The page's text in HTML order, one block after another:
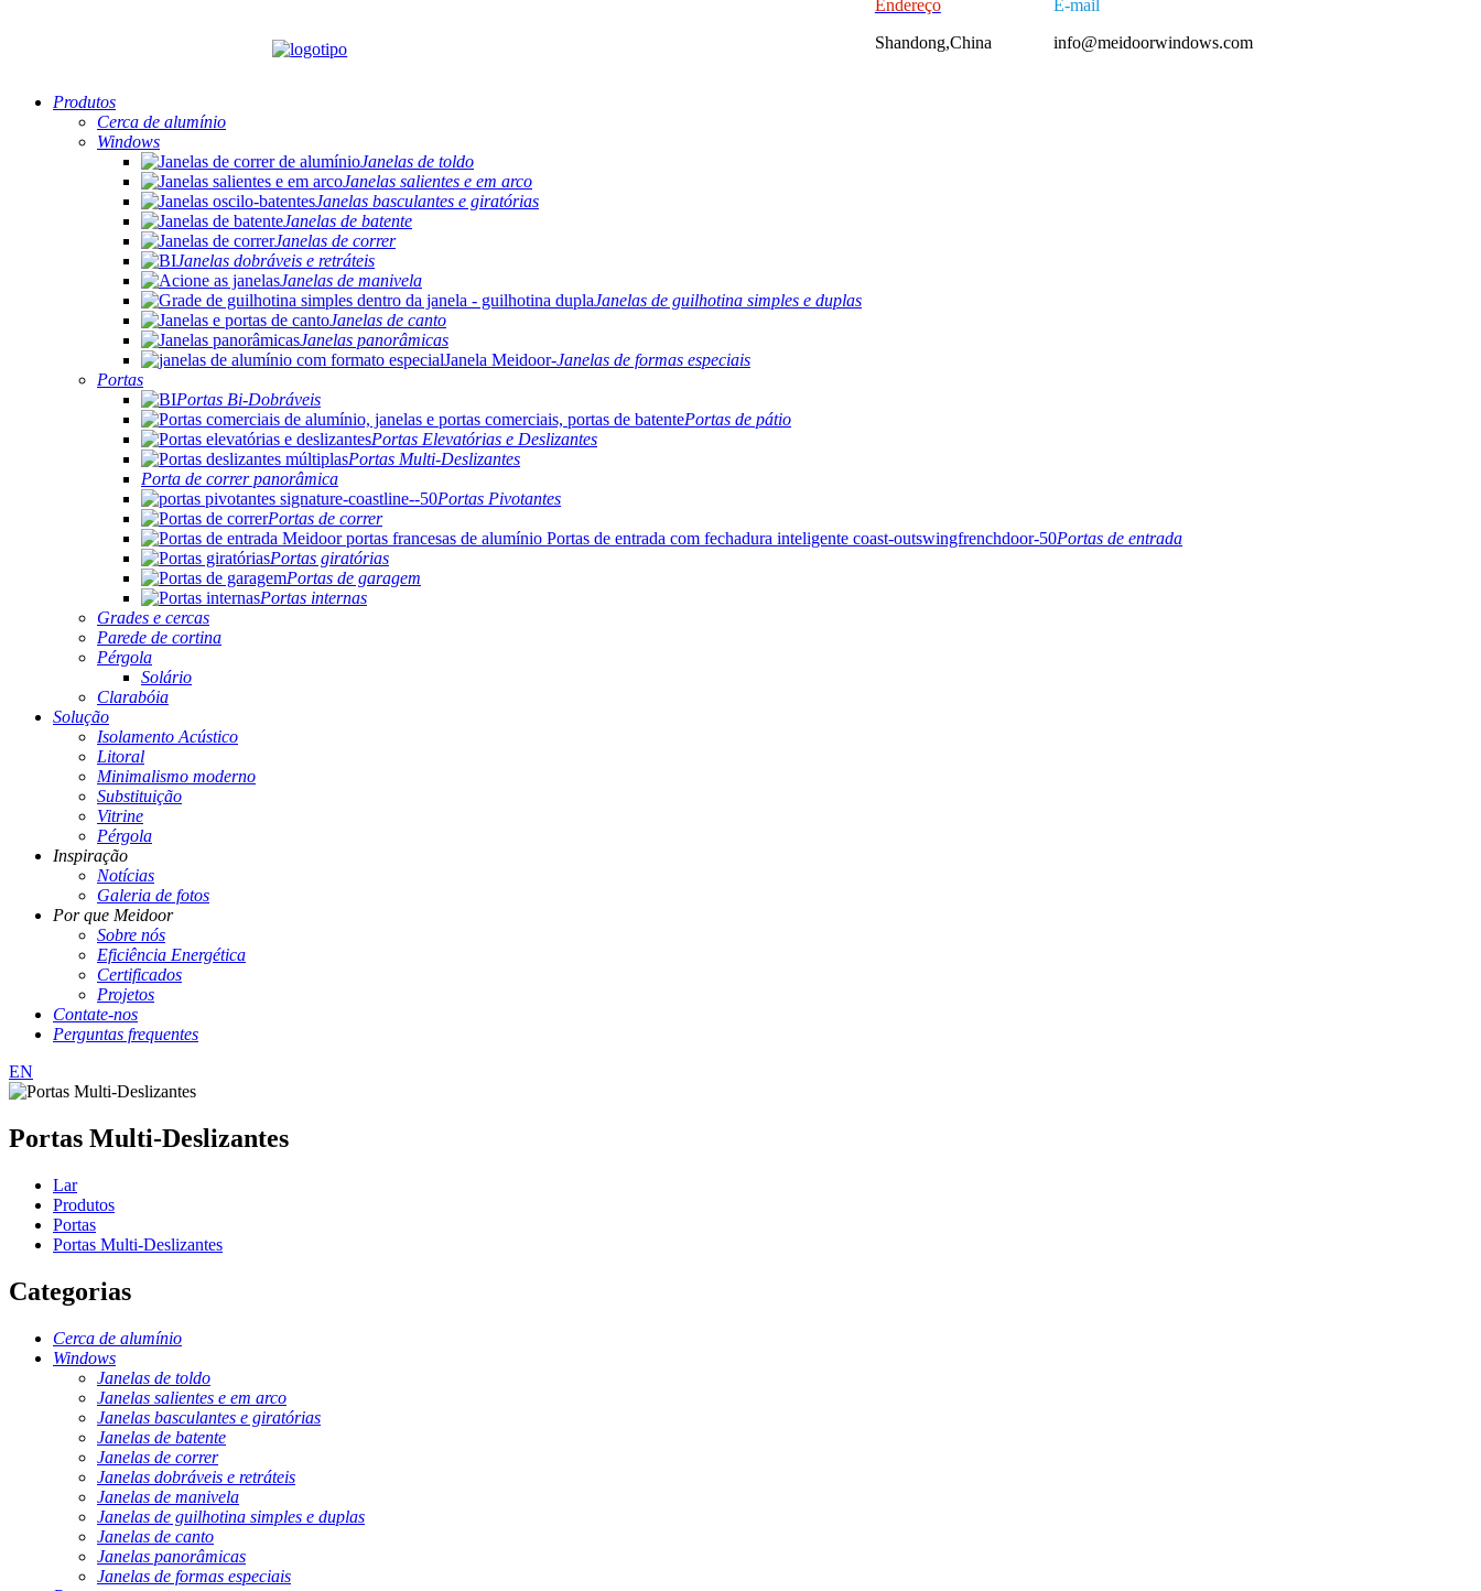
Endereço
Shandong,China
E-mail
info@meidoorwindows.com
Produtos
Cerca de alumínio
Windows
Janelas de toldo
Janelas salientes e em arco
Janelas basculantes e giratórias
Janelas de batente
Janelas de correr
Janelas dobráveis ​​e retráteis
Janelas de manivela
Janelas de guilhotina simples e duplas
Janelas de canto
Janelas panorâmicas
Janelas de formas especiais
Portas
Portas Bi-Dobráveis
Portas de pátio
Portas Elevatórias e Deslizantes
Portas Multi-Deslizantes
Porta de correr panorâmica
Portas Pivotantes
Portas de correr
Portas de entrada
Portas giratórias
Portas de garagem
Portas internas
Grades e cercas
Parede de cortina
Pérgola
Solário
Clarabóia
Solução
Isolamento Acústico
Litoral
Minimalismo moderno
Substituição
Vitrine
Pérgola
Inspiração
Notícias
Galeria de fotos
Por que Meidoor
Sobre nós
Eficiência Energética
Certificados
Projetos
Contate-nos
Perguntas frequentes
EN
Portas Multi-Deslizantes
Lar
Produtos
Portas
Portas Multi-Deslizantes
Categorias
Cerca de alumínio
Windows
Janelas de toldo
Janelas salientes e em arco
Janelas basculantes e giratórias
Janelas de batente
Janelas de correr
Janelas dobráveis ​​e retráteis
Janelas de manivela
Janelas de guilhotina simples e duplas
Janelas de canto
Janelas panorâmicas
Janelas de formas especiais